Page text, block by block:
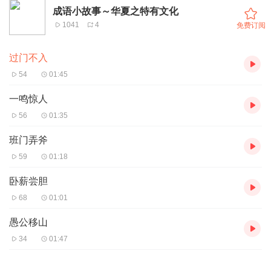
三年，他的妻子和儿子一直在家里等他，但大禹三次经过家门，都
忙得没有时间回家一趟。
所以过门不入这个成语，就是形容像大禹这样，肩负责任，为了更
那大禹最后回家了吗？洪水治好了吗？晚上让我爸爸接着讲吧。
成语小故事～华夏之特有文化
1041 4 免费订阅
过门不入
54 01:45
一鸣惊人
56 01:35
班门弄斧
59 01:18
卧薪尝胆
68 01:01
愚公移山
34 01:47